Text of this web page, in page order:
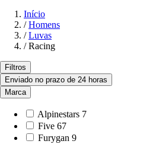
Início
/ Homens
/ Luvas
/ Racing
Filtros
Enviado no prazo de 24 horas
Marca
Alpinestars 7
Five 67
Furygan 9